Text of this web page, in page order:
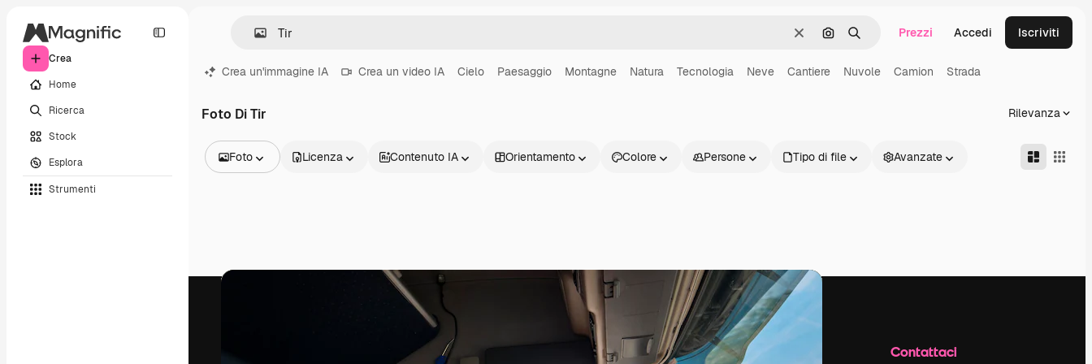
Crea
Home
Ricerca
Stock
Esplora
Strumenti
CancellaCerca per immagine
Ricerca Prezzi Accedi Iscriviti
Crea un'immagine IA Crea un video IA Cielo Paesaggio Montagne Natura Tecnologia Neve Cantiere Nuvole Camion Strada
Foto Di Tir Rilevanza
Foto
Video
Licenza Contenuto IA Orientamento Colore Persone Tipo di file Avanzate
Inizia Contattaci